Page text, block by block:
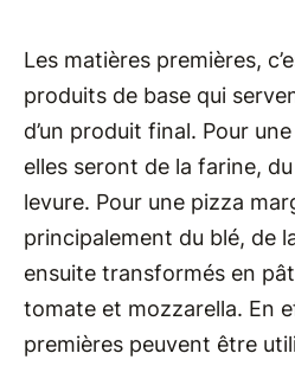
Les matières premières,
produits de base qui
d’un produit final. Pour
elles seront de la farine, du
levure. Pour une pizza
principalement du blé, de
ensuite transformés en
tomate et mozzarella. En
premières peuvent être